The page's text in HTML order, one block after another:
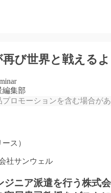
再び世界と戦える
編集部
ロモーションを含む場合が
ス）
ジニア派遣を行う株式